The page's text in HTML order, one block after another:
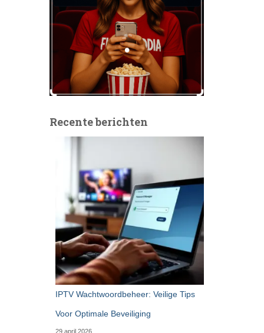
Recente berichten
IPTV Wachtwoordbeheer: Veilige Tips
Voor Optimale Beveiliging
29 april 2026